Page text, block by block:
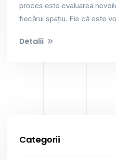
proces este evaluarea
fiecărui spațiu. Fie că este
Detalii
Categorii